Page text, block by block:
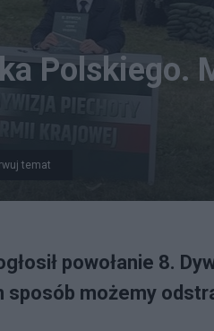
Polskiego.
temat
powołanie 8.
sposób możemy